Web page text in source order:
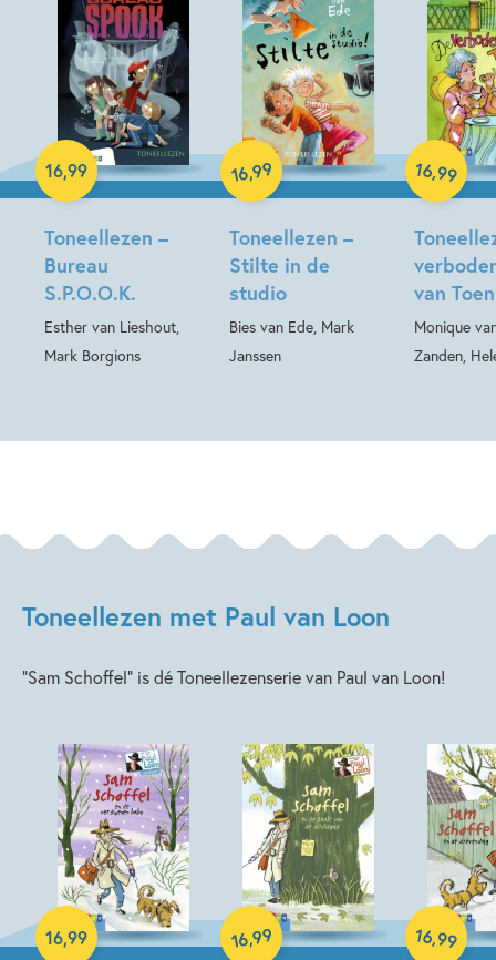
Toneellezen –
Bureau
S.P.O.O.K.
Esther van Lieshout,
Mark Borgions
16,99
Hardcover
Toneellezen –
Stilte in de
studio
Bies van Ede, Mark
Janssen
16,99
Hardcover
van Toen
Monique
Zanden,
16,99
Hardcover
Toneellezen met Paul van Loon
“Sam Schoffel” is dé Toneellezenserie van Paul van Loon!
16,99
Hardcover 16,99
Hardcover
16,99
Hardcover